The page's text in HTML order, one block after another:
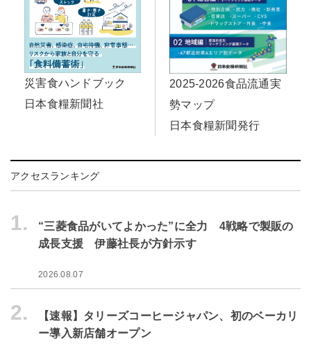
災害食ハンドブック
日本食糧新聞社
2025-2026食品流通実
勢マップ
日本食糧新聞発行
アクセスランキング
1.
“三菱食品がいてよかった”に全力 4戦略で製販の
成長支援 伊藤社長が方針示す
2026.08.07
2.
【速報】タリーズコーヒージャパン、初のベーカリ
ー導入新店舗オープン